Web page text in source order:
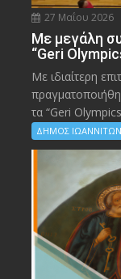
27 Μαΐου 2026
Με μεγάλη
“Geri
Με ιδιαίτερη
τα “Geri
ΔΗΜΟΣ ΙΩΑΝΝΙΤΩΝ